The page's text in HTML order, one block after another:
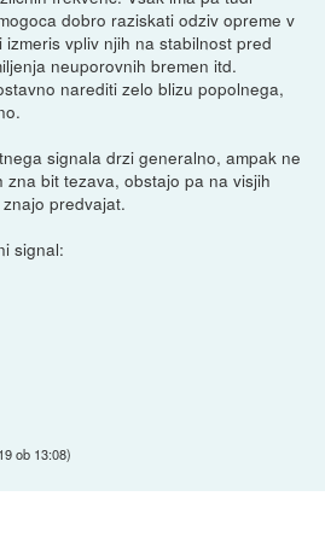
dobro raziskati odziv opreme v
vpliv njih na stabilnost pred
neuporovnih bremen itd.
narediti zelo blizu popolnega,
signala drzi generalno, ampak ne
bit tezava, obstajo pa na visjih
predvajat.
signal:
ob 13:08)